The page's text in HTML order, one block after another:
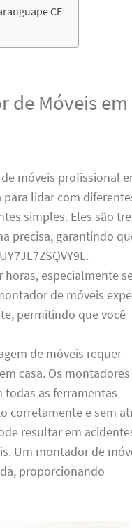
CE
de Móveis em
móveis profissional
para lidar com
simples. Eles são
precisa, garantindo
especialmente
de móveis
permitindo que você
de móveis requer
casa. Os
todas as ferramentas
corretamente e sem
resultar em
Um montador de
proporcionando